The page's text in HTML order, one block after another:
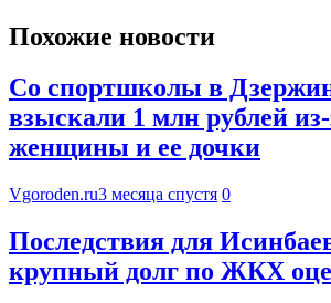
Похожие новости
Со спортшколы в
взыскали 1 млн рублей
женщины и ее дочки
Vgoroden.ru3 месяца спустя 0
Последствия для
крупный долг по ЖКХ